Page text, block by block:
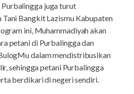
juga turut
Bangkit Lazismu Kabupaten
ini, Muhammadiyah akan
petani di Purbalingga dan
dalam mendistribusikan
sehingga petani Purbalingga
berdikari di negeri sendiri.